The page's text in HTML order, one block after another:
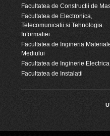
Facultatea de Constructii de
Facultatea de Electronica,
Telecomunicatii si Tehnologia
Informatiei
Facultatea de Ingineria
Mediului
Facultatea de Inginerie Electrica
Facultatea de Instalatii